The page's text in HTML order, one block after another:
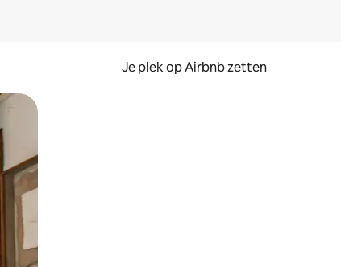
Je plek op Airbnb zetten